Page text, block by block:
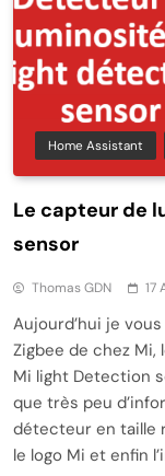
Home Assistant
Le capteur de
sensor
Thomas GDN 17
Aujourd’hui je
Zigbee de chez Mi,
Mi light Detection
que très peu
détecteur en taille
le logo Mi et enfin